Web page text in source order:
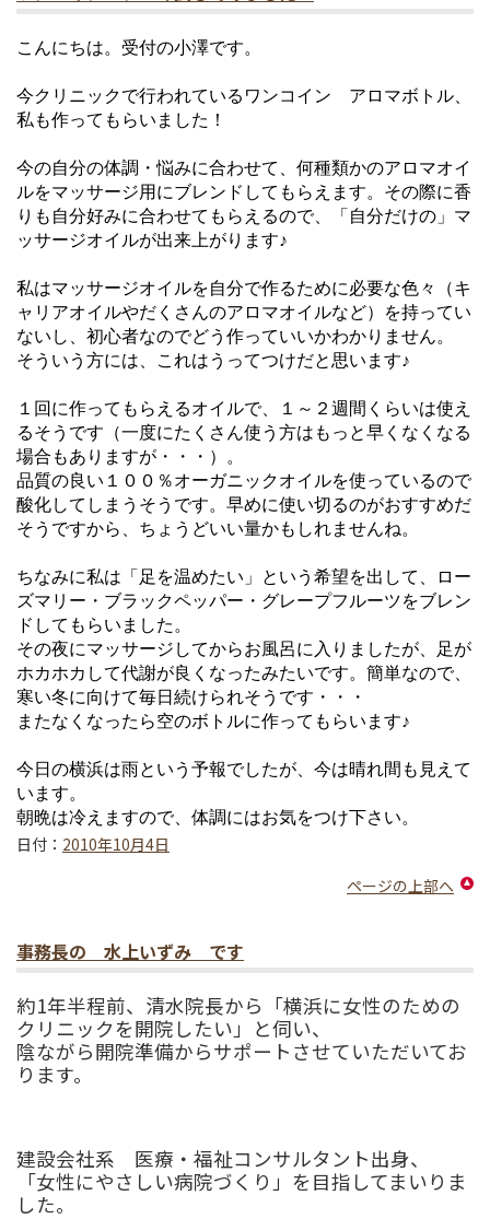
こんにちは。受付の小澤です。
今クリニックで行われているワンコイン アロマボトル、
私も作ってもらいました！
今の自分の体調・悩みに合わせて、何種類かのアロマオイ
ルをマッサージ用にブレンドしてもらえます。その際に香
りも自分好みに合わせてもらえるので、「自分だけの」マ
ッサージオイルが出来上がります♪
私はマッサージオイルを自分で作るために必要な色々（キ
ャリアオイルやだくさんのアロマオイルなど）を持ってい
ないし、初心者なのでどう作っていいかわかりません。
そういう方には、これはうってつけだと思います♪
１回に作ってもらえるオイルで、１～２週間くらいは使え
るそうです（一度にたくさん使う方はもっと早くなくなる
場合もありますが・・・）。
品質の良い１００％オーガニックオイルを使っているので
酸化してしまうそうです。早めに使い切るのがおすすめだ
そうですから、ちょうどいい量かもしれませんね。
ちなみに私は「足を温めたい」という希望を出して、ロー
ズマリー・ブラックペッパー・グレープフルーツをブレン
ドしてもらいました。
その夜にマッサージしてからお風呂に入りましたが、足が
ホカホカして代謝が良くなったみたいです。簡単なので、
寒い冬に向けて毎日続けられそうです・・・
またなくなったら空のボトルに作ってもらいます♪
今日の横浜は雨という予報でしたが、今は晴れ間も見えて
います。
朝晩は冷えますので、体調にはお気をつけ下さい。
日付： 2010年10月4日
ページの上部へ
事務長の 水上いずみ です
約1年半程前、清水院長から「横浜に女性のための
クリニックを開院したい」と伺い、
陰ながら開院準備からサポートさせていただいてお
ります。
建設会社系 医療・福祉コンサルタント出身、
「女性にやさしい病院づくり」を目指してまいりま
した。